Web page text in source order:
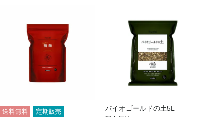
送料無料
定期販売
バイオゴールドの土5L